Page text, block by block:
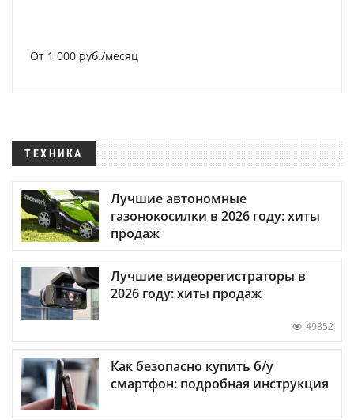
От 1 000 руб./месяц
ТЕХНИКА
Лучшие автономные
газонокосилки в 2026 году: хиты
продаж
Лучшие видеорегистраторы в
2026 году: хиты продаж
49352
Как безопасно купить б/у
смартфон: подробная инструкция